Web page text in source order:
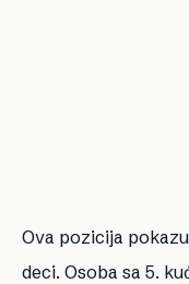
Ova pozicija
deci. Osoba sa 5.